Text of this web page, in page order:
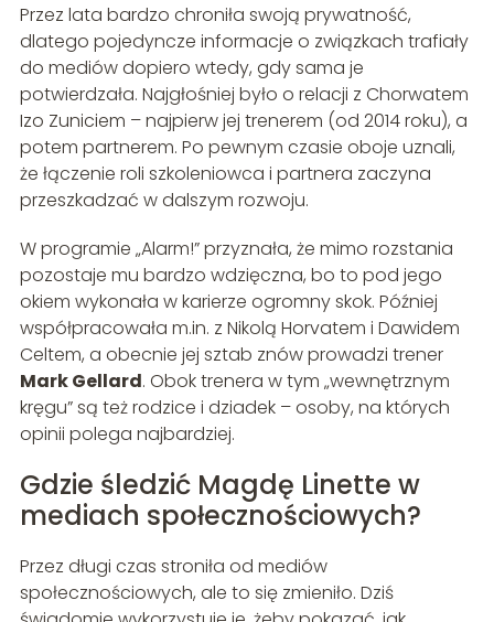
Przez lata bardzo chroniła swoją prywatność,
dlatego pojedyncze informacje o związkach trafiały
do mediów dopiero wtedy, gdy sama je
potwierdzała. Najgłośniej było o relacji z Chorwatem
Izo Zuniciem – najpierw jej trenerem (od 2014 roku), a
potem partnerem. Po pewnym czasie oboje uznali,
że łączenie roli szkoleniowca i partnera zaczyna
przeszkadzać w dalszym rozwoju.
W programie „Alarm!” przyznała, że mimo rozstania
pozostaje mu bardzo wdzięczna, bo to pod jego
okiem wykonała w karierze ogromny skok. Później
współpracowała m.in. z Nikolą Horvatem i Dawidem
Celtem, a obecnie jej sztab znów prowadzi trener
Mark Gellard. Obok trenera w tym „wewnętrznym
kręgu” są też rodzice i dziadek – osoby, na których
opinii polega najbardziej.
Gdzie śledzić Magdę Linette w
mediach społecznościowych?
Przez długi czas stroniła od mediów
społecznościowych, ale to się zmieniło. Dziś